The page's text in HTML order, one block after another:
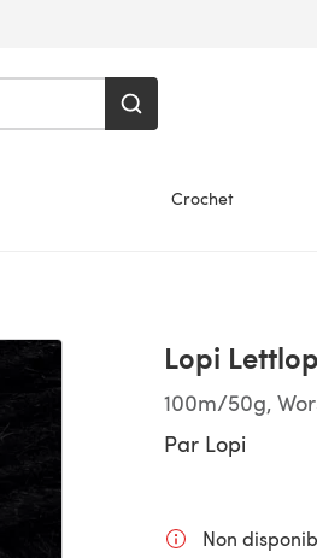
Crochet
Lopi
100m/50g,
Par Lopi
Non